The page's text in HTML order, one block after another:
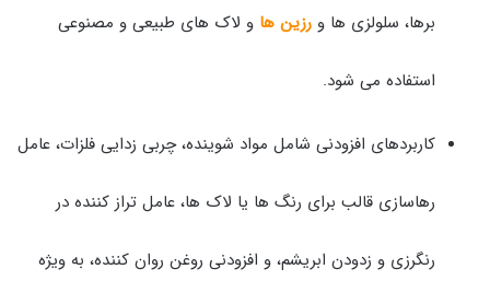
برها، سلولزی ها و رزین ها و لاک های طبیعی و مصنوعی
استفاده می شود.
کاربردهای افزودنی شامل مواد شوینده، چربی زدایی فلزات، عامل
رهاسازی قالب برای رنگ ها یا لاک ها، عامل تراز کننده در
رنگرزی و زدودن ابریشم، و افزودنی روغن روان کننده، به ویژه